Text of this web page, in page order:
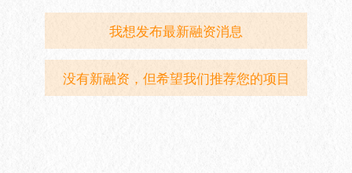
我想发布最新融资消息
没有新融资，但希望我们推荐您的项目